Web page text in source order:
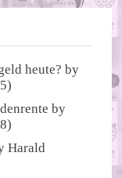
heute? by
by
Harald